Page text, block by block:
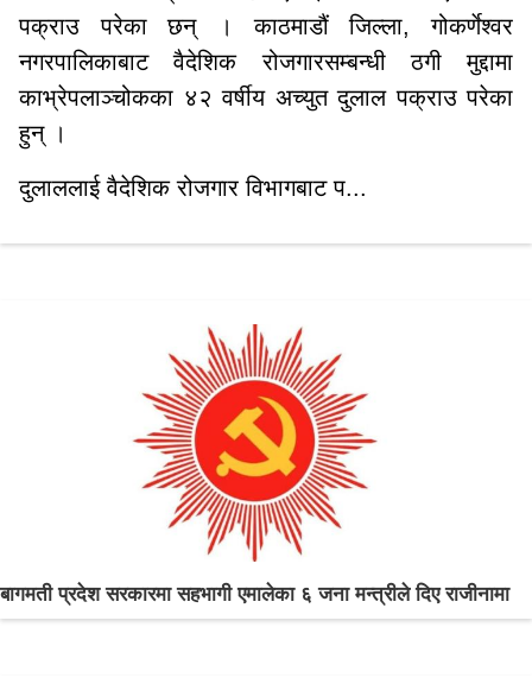
पक्राउ परेका छन् । काठमाडौं जिल्ला, गोकर्णेश्वर
नगरपालिकाबाट वैदेशिक रोजगारसम्बन्धी ठगी मुद्दामा
काभ्रेपलाञ्चोकका ४२ वर्षीय अच्युत दुलाल पक्राउ परेका
हुन् ।
दुलाललाई वैदेशिक रोजगार विभागबाट प...
बागमती प्रदेश सरकारमा सहभागी एमालेका ६ जना मन्त्रीले दिए राजीनामा